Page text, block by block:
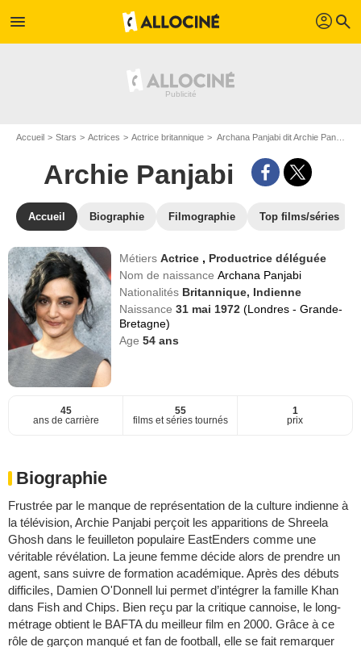
menu profil search
Accueil Stars Actrices Actrice britannique Archana Panjabi dit Archie Panjabi
Archie Panjabi
Accueil Biographie Filmographie Top films/séries
MétiersActrice , Productrice déléguée
Nom de naissanceArchana Panjabi
Nationalités Britannique, Indienne
Naissance31 mai 1972(Londres - Grande-
Bretagne)
Age54 ans
45
ans de carrière
55
films et séries tournés
1
prix
Biographie
Frustrée par le manque de représentation de la culture indienne à
la télévision, Archie Panjabi perçoit les apparitions de Shreela
Ghosh dans le feuilleton populaire EastEnders comme une
véritable révélation. La jeune femme décide alors de prendre un
agent, sans suivre de formation académique. Après des débuts
difficiles, Damien O'Donnell lui permet d’intégrer la famille Khan
dans Fish and Chips. Bien reçu par la critique cannoise, le long-
métrage obtient le BAFTA du meilleur film en 2000. Grâce à ce
rôle de garçon manqué et fan de football, elle se fait remarquer